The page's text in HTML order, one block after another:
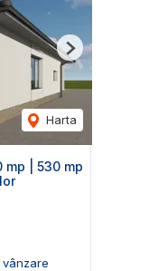
Harta
Next
mp | 530 mp